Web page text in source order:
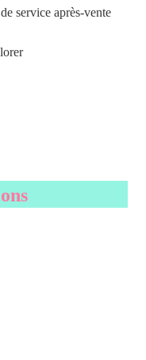
service après-vente